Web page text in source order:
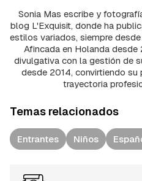
Sonia Mas escribe y
blog L'Exquisit, donde ha
estilos variados, siempre
Afincada en Holanda
divulgativa con la gestión de
desde 2014, convirtiendo su
trayectoria
Temas relacionados
Entrantes Niños